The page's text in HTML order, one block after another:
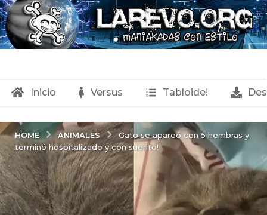
Inicio Versus Tabloide!
HOME ANIMALES
Gato se apareó con 5 hembras y
terminó hospitalizado y con suerito!